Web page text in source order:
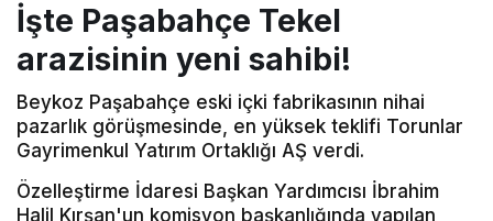
İşte Paşabahçe Tekel
arazisinin yeni sahibi!
Beykoz Paşabahçe eski içki fabrikasının nihai
pazarlık görüşmesinde, en yüksek teklifi Torunlar
Gayrimenkul Yatırım Ortaklığı AŞ verdi.
Özelleştirme İdaresi Başkan Yardımcısı İbrahim
Halil Kırşan'un komisyon başkanlığında yapılan